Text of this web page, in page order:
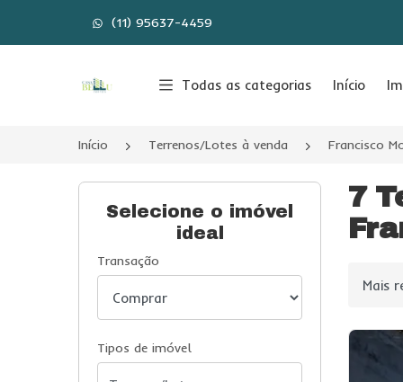
(11) 95637-4459
Página inicial
Todas as categorias Início
Início Terrenos/Lotes à venda Francisco
Selecione o imóvel
ideal
Transação
Tipos de imóvel
7